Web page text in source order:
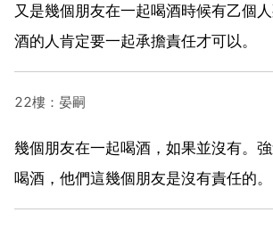
又是幾個朋友在一起喝酒時候有乙個
酒的人肯定要一起承擔責任才可以。
22樓：晏嗣
幾個朋友在一起喝酒，如果並沒有。
喝酒，他們這幾個朋友是沒有責任的。